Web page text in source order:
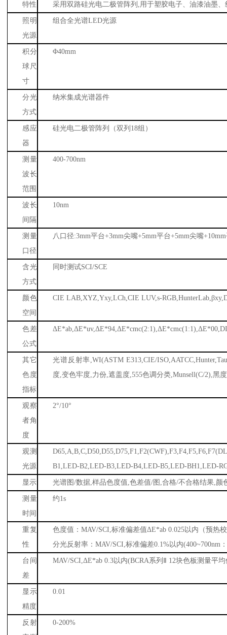
特性 采用双路硅光电二极管阵列 ,用于塑胶电子、油漆油墨
照明
光源
组合全光谱LED光源
积分
球尺
寸
Φ40mm
分光
方式
纳米集成光谱器件
感应
器
硅光电二极管阵列（双列 18组）
测量
波长
范围
400-700nm
波长
间隔
10nm
测量
口径
八口径:3mm平台+3mm尖嘴+5mm平台+5mm尖嘴+10mm
含光
方式
同时测试SCI/SCE
颜色
空间
CIE LAB,XYZ,Yxy,LCh,CIE LUV,s-RGB,HunterLab,β
色差
公式
ΔE*ab,ΔE*uv,ΔE*94,ΔE*cmc(2:1),ΔE*cmc(1:1),Δ
其它
色度
指标
光谱反射率,WI(ASTM E313,CIE/
度,变色牢度,力份,遮盖度,555色调分类,Munsell(C/2),黑度
观察
者角
度
2°/10°
观测
光源
B1,LED-B2,LED-B3,LED-B4,LED-B5,LED-BH1,LED-
显示 光谱图/数据,样品色度值,色差值/图 ,合格/不合格结果,颜
测量
时间
约1s
重复
性
色度值：MAV/SCI,标准偏差值ΔE*ab 0.025以内（预热
分光反射率：MAV/SCI,标准偏差0.1%以内(400~700nm
台间
差
MAV/SCI,ΔE*ab 0.3以内(BCRA系列Ⅱ 12块色板测量平均
显示
精度
0.01
反射
0-200%